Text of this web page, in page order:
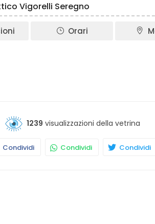
Vigorelli Seregno
Orari
1239 visualizzazioni della vetrina
Condividi Condividi Condividi